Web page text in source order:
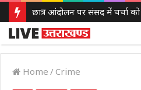
Home / Crime